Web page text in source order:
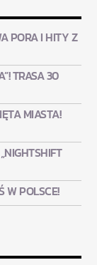
PORA I HITY Z
TRASA 30
MIASTA!
W POLSCE!